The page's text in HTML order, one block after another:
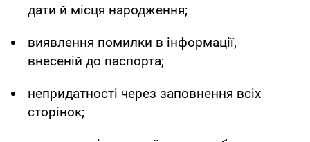
дати й місця народження;
виявлення помилки в інформації,
внесеній до паспорта;
непридатності через заповнення всіх
сторінок;